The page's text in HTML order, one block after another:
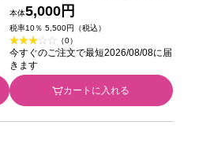
イルム (医薬部外品)
本体5,000円
税率10％ 5,500円（税込）
（0）
今すぐのご注文で最短2026/08/08に届
きます
カートに入れる